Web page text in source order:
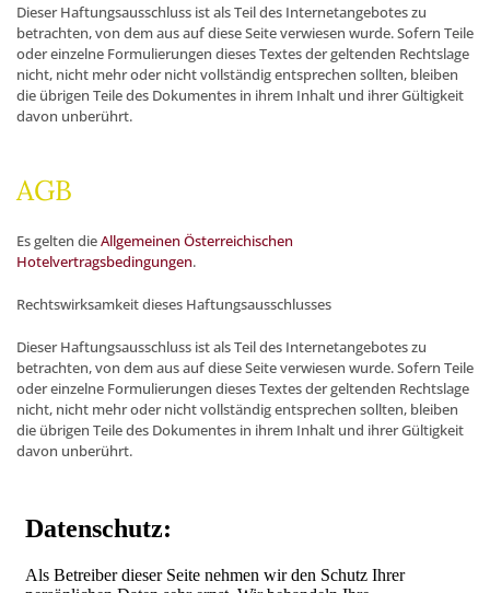
Dieser Haftungsausschluss ist als Teil des Internetangebotes zu
betrachten, von dem aus auf diese Seite verwiesen wurde. Sofern Teile
oder einzelne Formulierungen dieses Textes der geltenden Rechtslage
nicht, nicht mehr oder nicht vollständig entsprechen sollten, bleiben
die übrigen Teile des Dokumentes in ihrem Inhalt und ihrer Gültigkeit
davon unberührt.
AGB
Es gelten dieAllgemeinen Österreichischen
Hotelvertragsbedingungen.
Rechtswirksamkeit dieses Haftungsausschlusses
Dieser Haftungsausschluss ist als Teil des Internetangebotes zu
betrachten, von dem aus auf diese Seite verwiesen wurde. Sofern Teile
oder einzelne Formulierungen dieses Textes der geltenden Rechtslage
nicht, nicht mehr oder nicht vollständig entsprechen sollten, bleiben
die übrigen Teile des Dokumentes in ihrem Inhalt und ihrer Gültigkeit
davon unberührt.